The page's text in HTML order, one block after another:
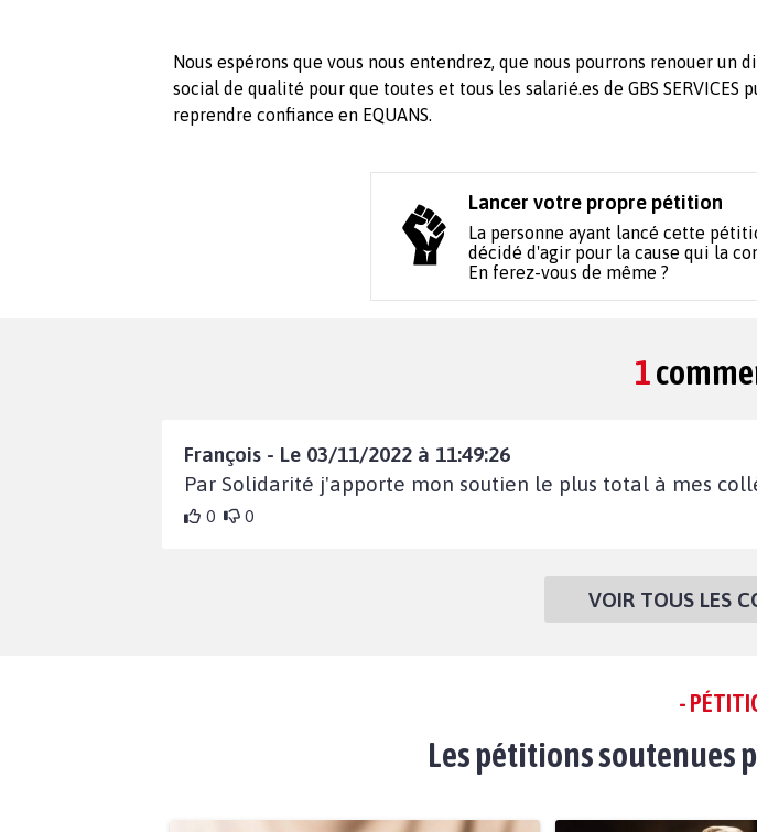
Nous espérons que vous nous entendrez, que nous pourrons renouer un
social de qualité pour que toutes et tous les salarié.es de GBS SERVICES
reprendre confiance en EQUANS.
Lancer votre propre pétition
La personne ayant lancé cette
décidé d'agir pour la cause qui la
En ferez-vous de même ?
1
François - Le 03/11/2022 à 11:49:26
Par Solidarité j'apporte mon soutien le plus total à mes
0 0
VOIR TOUS LES
-
Les pétitions soutenues